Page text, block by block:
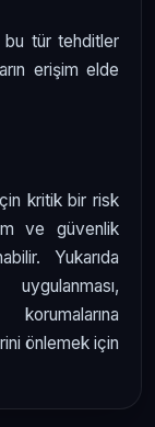
bu tür tehditler
erişim elde
için kritik bir risk
ve güvenlik
Yukarıda
önlemek için